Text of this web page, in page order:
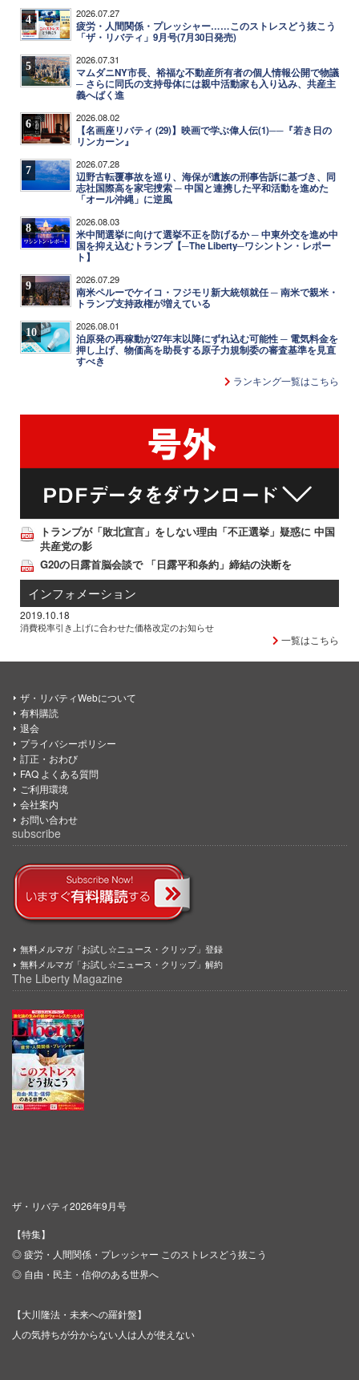
4 2026.07.27
疲労・人間関係・プレッシャー……このストレスどう抜こう
「ザ・リバティ」9月号(7月30日発売)
5 2026.07.31
マムダニNY市長、裕福な不動産所有者の個人情報公開で物議
─ さらに同氏の支持母体には親中活動家も入り込み、共産主
義へばく進
6 2026.08.02
【名画座リバティ (29)】映画で学ぶ偉人伝(1)──『若き日の
リンカーン』
7 2026.07.28
辺野古転覆事故を巡り、海保が遺族の刑事告訴に基づき、同
志社国際高を家宅捜索 ─ 中国と連携した平和活動を進めた
「オール沖縄」に逆風
8 2026.08.03
米中間選挙に向けて選挙不正を防げるか ─ 中東外交を進め中
国を抑え込むトランプ【─The Liberty─ワシントン・レポー
ト】
9 2026.07.29
南米ペルーでケイコ・フジモリ新大統領就任 ─ 南米で親米・
トランプ支持政権が増えている
10 2026.08.01
泊原発の再稼動が27年末以降にずれ込む可能性 ─ 電気料金を
押し上げ、物価高を助長する原子力規制委の審査基準を見直
すべき
ランキング一覧はこちら
トランプが「敗北宣言」をしない理由「不正選挙」疑惑に 中国
共産党の影
G20の日露首脳会談で 「日露平和条約」締結の決断を
インフォメーション
2019.10.18
消費税率引き上げに合わせた価格改定のお知らせ
一覧はこちら
ザ・リバティWebについて
有料購読
退会
プライバシーポリシー
訂正・おわび
FAQ よくある質問
ご利用環境
会社案内
お問い合わせ
subscribe
無料メルマガ「お試し☆ニュース・クリップ」登録
無料メルマガ「お試し☆ニュース・クリップ」解約
The Liberty Magazine
ザ・リバティ2026年9月号
【特集】
◎ 疲労・人間関係・プレッシャー このストレスどう抜こう
◎ 自由・民主・信仰のある世界へ
【大川隆法・未来への羅針盤】
人の気持ちが分からない人は人が使えない